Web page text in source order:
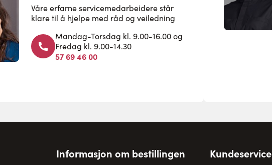
Våre erfarne servicemedarbeidere står
klare til å hjelpe med råd og veiledning
Mandag-Torsdag kl. 9.00-16.00 og
Fredag kl. 9.00-14.30
57 69 46 00
Informasjon om bestillingen Kundeservice